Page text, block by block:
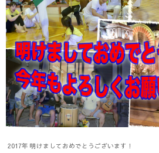
2017年 明けましておめでとうございます！